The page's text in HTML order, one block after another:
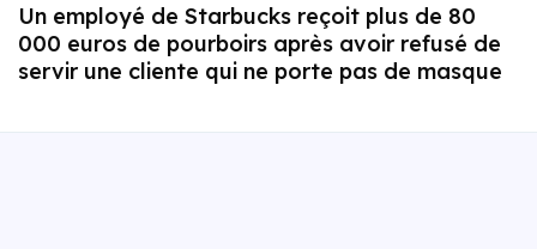
Un employé de Starbucks reçoit plus de 80
000 euros de pourboirs après avoir refusé de
servir une cliente qui ne porte pas de masque